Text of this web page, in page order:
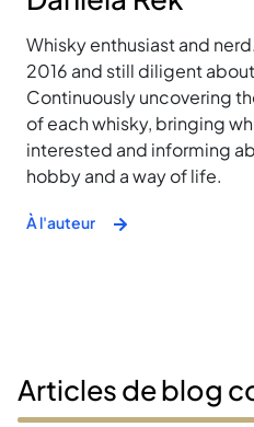
Whisky enthusiast and
2016 and still diligent
Continuously uncovering
of each whisky, bringing
interested and informing
hobby and a way of life.
À l'auteur
Articles de blog